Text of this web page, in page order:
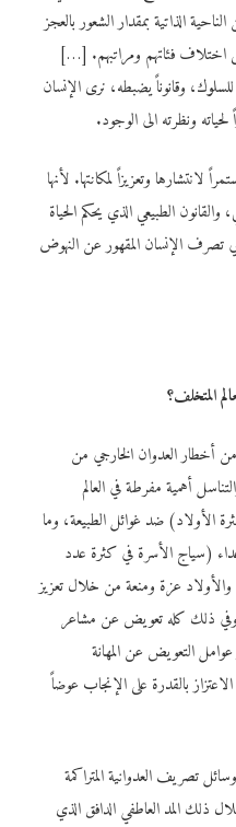
الذاتية بمقدار الشعور بالعجز
اختلاف فئاتهم ومراتبهم. […]
وقانوناً يضبطه، نرى الإنسان
لحياته ونظرته الى الوجود.
لانتشارها وتعزيزاً لمكانتها. لأنها
والقانون الطبيعي الذي يحكم الحياة
تصرف الإنسان المقهور عن النهوض
أخطار العدوان الخارجي من
أهمية مفرطة في العالم
الأولاد) ضد غوائل الطبيعة، وما
(سياج الأسرة في كثرة عدد
والأولاد عزة ومنعة من خلال تعزيز
وفي ذلك كله تعويض عن مشاعر
التعويض عن المهانة
بالقدرة على الإنجاب عوضاً
تصريف العدوانية المتراكمة
ذلك المد العاطفي الدافق الذي